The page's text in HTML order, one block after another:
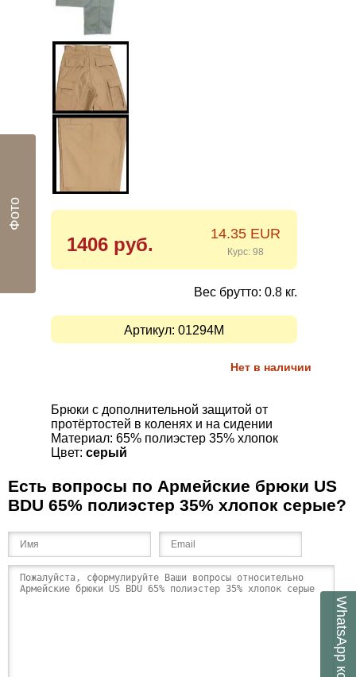
1406 руб. 14.35 EUR
Курс: 98
Вес брутто: 0.8 кг.
Артикул: 01294M
Нет в наличии
Брюки с дополнительной защитой от
протёртостей в коленях и на сидении
Материал: 65% полиэстер 35% хлопок
Цвет: серый
Есть вопросы по Армейские брюки US
BDU 65% полиэстер 35% хлопок серые?
WhatsApp
Фото